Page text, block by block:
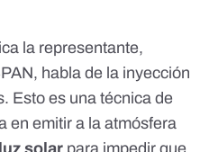
la representante,
, habla de la inyección
. Esto es una técnica de
en emitir a la atmósfera